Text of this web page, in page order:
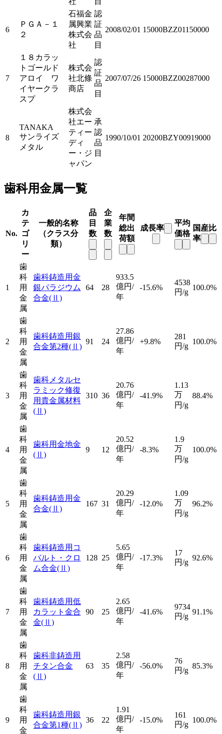
6
ＰＧＡ－１
２
石福金
属興業
株式会
社
認
証
品
目
2008/02/01 15000BZZ01150000
7
１８カラッ
トゴールド
アロイ ワ
イヤークラ
スプ
株式会
社北條
商店
認
証
品
目
2007/07/26 15000BZZ00287000
8
TANAKA
サンライズ
メタル
株式会
社エー
ティー
ディ
ー・ジ
ャパン
承
認
品
目
1990/10/01 20200BZY00919000
歯科用金属一覧
No.
カ
テ
ゴ
リ
ー
一般的名称
（クラス分
類）
品
目
数
企
業
数
年間
総出
荷額
成長率
平均
価格
国産比
率
1
歯
科
用
金
属
歯科鋳造用金
銀パラジウム
合金(Ⅱ)
64 28
933.5
億円/
年
-15.6%
4538
円/g
100.0%
2
歯
科
用
金
属
歯科鋳造用銀
合金第2種(Ⅱ)
91 24
27.86
億円/
年
+9.8%
281
円/g
100.0%
3
歯
科
用
金
属
歯科メタルセ
ラミック修復
用貴金属材料
(Ⅱ)
310 36
20.76
億円/
年
-41.9%
1.13
万
円/g
88.4%
4
歯
科
用
金
属
歯科用金地金
(Ⅱ)
9 12
20.52
億円/
年
-8.3%
1.9
万
円/g
100.0%
5
歯
科
用
金
属
歯科鋳造用金
合金(Ⅱ)
167 31
20.29
億円/
年
-12.0%
1.09
万
円/g
96.2%
6
歯
科
用
金
属
歯科鋳造用コ
バルト・クロ
ム合金(Ⅱ)
128 25
5.65
億円/
年
-17.3%
17
円/g
92.6%
7
歯
科
用
金
属
歯科鋳造用低
カラット金合
金(Ⅱ)
90 25
2.65
億円/
年
-41.6%
9734
円/g
91.1%
8
歯
科
用
金
属
歯科非鋳造用
チタン合金
(Ⅱ)
63 35
2.58
億円/
年
-56.0%
76
円/g
85.3%
9
歯
科
用
金
歯科鋳造用銀
合金第1種(Ⅱ)
36 22
1.91
億円/
年
-15.0%
161
円/g
100.0%